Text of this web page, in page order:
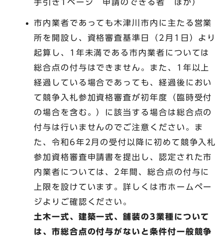
手引き1ページ 申請のできる者 ほか）
市内業者であっても木津川市内に主たる営業
所を開設し、資格審査基準日（2月1日）より
起算し、1年未満である市内業者については
総合点の付与はできません。また、1年以上
経過している場合であっても、経過後におい
て競争入札参加資格審査が初年度（臨時受付
の場合を含む。）に該当する場合は総合点の
付与は行いませんのでご注意ください。ま
た、令和6年2月の受付以降に初めて競争入札
参加資格審査申請書を提出し、認定された市
内業者については、2年間、総合点の付与に
上限を設けています。詳しくは市ホームペー
ジよりご確認ください。
土木一式、建築一式、舗装の3業種について
は、市総合点の付与がないと条件付一般競争